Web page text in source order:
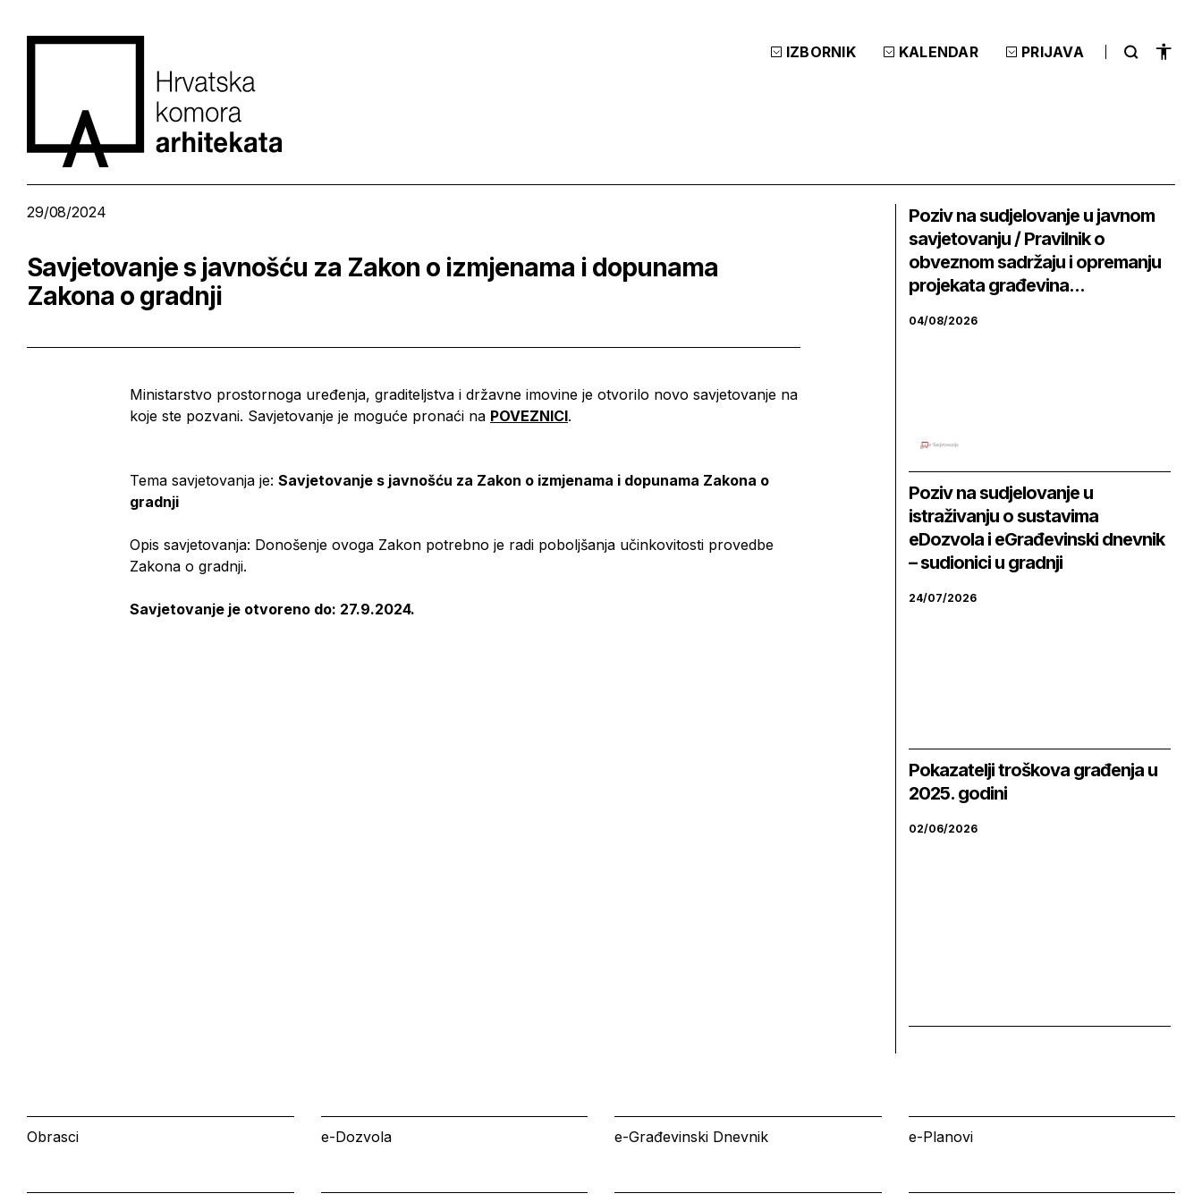
IZBORNIK KALENDAR PRIJAVA
29/08/2024
Savjetovanje s javnošću za Zakon o izmjenama i dopunama
Zakona o gradnji
Ministarstvo prostornoga uređenja, graditeljstva i državne imovine je otvorilo novo savjetovanje na
koje ste pozvani. Savjetovanje je moguće pronaći na POVEZNICI.
Tema savjetovanja je: Savjetovanje s javnošću za Zakon o izmjenama i dopunama Zakona o
gradnji
Opis savjetovanja: Donošenje ovoga Zakon potrebno je radi poboljšanja učinkovitosti provedbe
Zakona o gradnji.
Savjetovanje je otvoreno do: 27.9.2024.
Poziv na sudjelovanje u javnom
savjetovanju / Pravilnik o
obveznom sadržaju i opremanju
projekata građevina...
04/08/2026
Poziv na sudjelovanje u
istraživanju o sustavima
eDozvola i eGrađevinski dnevnik
– sudionici u gradnji
24/07/2026
Pokazatelji troškova građenja u
2025. godini
02/06/2026
Obrasci e-Dozvola e-Građevinski Dnevnik e-Planovi